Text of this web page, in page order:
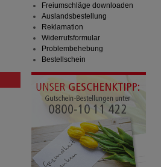
Freiumschläge downloaden
Auslandsbestellung
Reklamation
Widerrufsformular
Problembehebung
Bestellschein